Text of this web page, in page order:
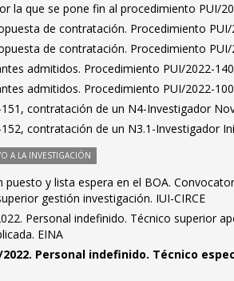
la que se pone fin al procedimiento PUI/
de contratación. Procedimiento
de contratación. Procedimiento PUI/
admitidos. Procedimiento PUI/2022-140
admitidos. Procedimiento PUI/2022-
contratación de un N4-Investigador
contratación de un N3.1-Investigador
A LA INVESTIGACIÓN
puesto y lista espera en el BOA.
gestión investigación. IUI-CIRCE
Personal indefinido. Técnico superior
EINA
2022. Personal indefinido. Técnico